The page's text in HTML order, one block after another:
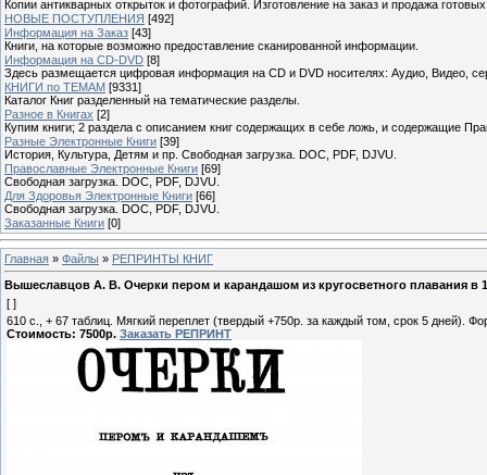
Копии антикварных открыток и фотографий. Изготовление на заказ и продажа
НОВЫЕ ПОСТУПЛЕНИЯ [492]
Информация на Заказ [43]
Книги, на которые возможно предоставление сканированной информации.
Информация на CD-DVD [8]
Здесь размещается цифровая информация на CD и DVD носителях: Аудио, Видео,
КНИГИ по ТЕМАМ [9331]
Каталог Книг разделенный на тематические разделы.
Разное в Книгах [2]
Купим книги; 2 раздела с описанием книг содержащих в себе ложь, и содержащие
Разные Электронные Книги [39]
История, Культура, Детям и пр. Свободная загрузка. DOC, PDF, DJVU.
Православные Электронные Книги [69]
Свободная загрузка. DOC, PDF, DJVU.
Для Здоровья Электронные Книги [66]
Свободная загрузка. DOC, PDF, DJVU.
Заказанные Книги [0]
Главная » Файлы » РЕПРИНТЫ КНИГ
Вышеславцов А. В. Очерки пером и карандашом из кругосветного плавания в
[ ]
610 с., + 67 таблиц. Мягкий переплет (твердый +750р. за каждый том, срок 5 дней).
Стоимость: 7500р. Заказать РЕПРИНТ